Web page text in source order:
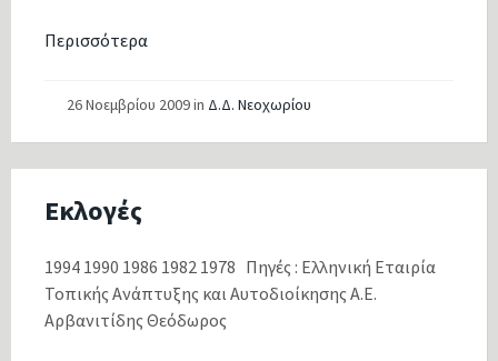
Περισσότερα
26 Νοεμβρίου 2009in Δ.Δ. Νεοχωρίου
Εκλογές
1994 1990 1986 1982 1978 Πηγές : Ελληνική Εταιρία
Τοπικής Ανάπτυξης και Αυτοδιοίκησης Α.Ε.
Αρβανιτίδης Θεόδωρος